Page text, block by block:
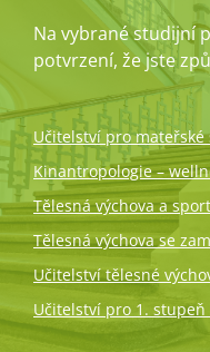
Na vybrané studijní
potvrzení, že jste
Učitelství pro mateřské
Kinantropologie –
Tělesná výchova a
Tělesná výchova se
Učitelství tělesné
Učitelství pro 1. stupeň